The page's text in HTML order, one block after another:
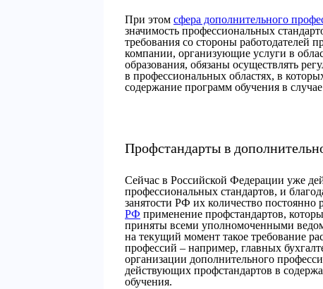
При этом сфера дополнительного
значимость профессиональных
требования со стороны работодателей
компании, организующие услуги в
образования, обязаны осуществлять
в профессиональных областях, в
содержание программ обучения в
Профстандарты в
Сейчас в Российской Федерации уже
профессиональных стандартов, и
занятости РФ их количество постоянно
РФ применение профстандартов,
приняты всеми уполномоченными
на текущий момент такое требование
профессий – например, главных
организации дополнительного
действующих профстандартов в
обучения.